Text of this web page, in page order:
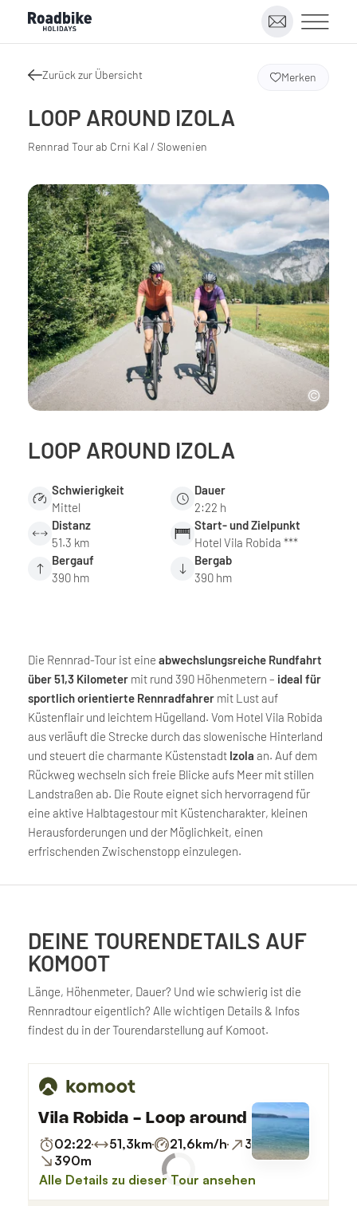
Zurück zur Übersicht
LOOP AROUND IZOLA
Rennrad Tour ab Crni Kal / Slowenien
Merken
LOOP AROUND IZOLA
Schwierigkeit
Mittel
Dauer
2:22 h
Distanz
51.3 km
Start- und Zielpunkt
Hotel Vila Robida ***
Bergauf
390 hm
Bergab
390 hm
Die Rennrad-Tour ist eine abwechslungsreiche Rundfahrt
über 51,3 Kilometer mit rund 390 Höhenmetern – ideal für
sportlich orientierte Rennradfahrer mit Lust auf
Küstenflair und leichtem Hügelland. Vom Hotel Vila Robida
aus verläuft die Strecke durch das slowenische Hinterland
und steuert die charmante Küstenstadt Izola an. Auf dem
Rückweg wechseln sich freie Blicke aufs Meer mit stillen
Landstraßen ab. Die Route eignet sich hervorragend für
eine aktive Halbtagestour mit Küstencharakter, kleinen
Herausforderungen und der Möglichkeit, einen
erfrischenden Zwischenstopp einzulegen.
DEINE TOURENDETAILS AUF
KOMOOT
Länge, Höhenmeter, Dauer? Und wie schwierig ist die
Rennradtour eigentlich? Alle wichtigen Details & Infos
findest du in der Tourendarstellung auf Komoot.